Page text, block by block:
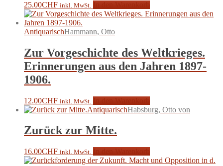
25.00CHF inkl. MwSt.
AntiquarischHammann, Otto
Zur Vorgeschichte des Weltkrieges.
Erinnerungen aus den Jahren 1897-
1906.
12.00CHF inkl. MwSt.
AntiquarischHabsburg, Otto von
Zurück zur Mitte.
16.00CHF inkl. MwSt.